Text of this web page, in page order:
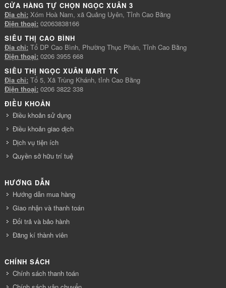
CỬA HÀNG TỰ CHỌN NGỌC XUÂN 3
Địa chỉ: Xóm Hoà Nam, xã Quảng Uyên, Tỉnh Cao Bằng
Điện thoại: 02063838166
SIÊU THỊ CAO BÌNH
Địa chỉ: Tổ DP Cao Bình, Phường Thục Phán, Tỉnh Cao Bằng
Điện thoại: 0206 3955 668
SIÊU THỊ NGỌC XUÂN MART TK
Địa chỉ: Tổ 5, Xã Trùng Khánh, tỉnh Cao Bằng
Điện thoại: 0206 3822 338
ĐIỀU KHOẢN
Điều khoản sử dụng
Điều khoản giao dịch
Dịch vụ tiện ích
Quyền sở hữu trí tuệ
HƯỚNG DẪN
Hướng dẫn mua hàng
Giao nhận và thanh toán
Đổi trả và bảo hành
Đăng kí thành viên
CHÍNH SÁCH
Chính sách thanh toán